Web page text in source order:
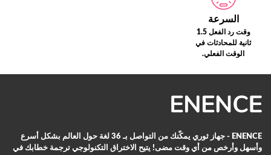
السرعة
وقت رد الفعل 1.5
ثانية للمحادثات في
الوقت الفعلي.
ENENCE - جهاز ثوري يمكّنك من التواصل بـ 36 لغة حول العالم بشكل أسرع
وأسهل وأرخص من أي وقت مضى! يتيح الاختراق التكنولوجي ترجمة خطابك في